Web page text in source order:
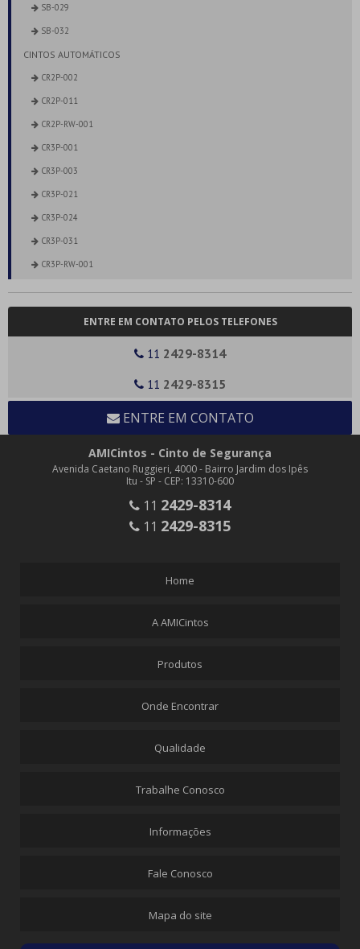
SB-029
SB-032
CINTOS AUTOMÁTICOS
CR2P-002
CR2P-011
CR2P-RW-001
CR3P-001
CR3P-003
CR3P-021
CR3P-024
CR3P-031
CR3P-RW-001
CE3P-001
CE4P - SEM SILK E SEM ESPUMA
CEA-020
PL3-002
FE2-015
ENTRE EM CONTATO PELOS TELEFONES
11 2429-8314
11 2429-8315
ENTRE EM CONTATO
AMICintos - Cinto de Segurança
Avenida Caetano Ruggieri, 4000 - Bairro Jardim dos Ipês
Itu - SP - CEP: 13310-600
11 2429-8314
11 2429-8315
Home
A AMICintos
Produtos
Onde Encontrar
Qualidade
Trabalhe Conosco
Informações
Fale Conosco
Mapa do site